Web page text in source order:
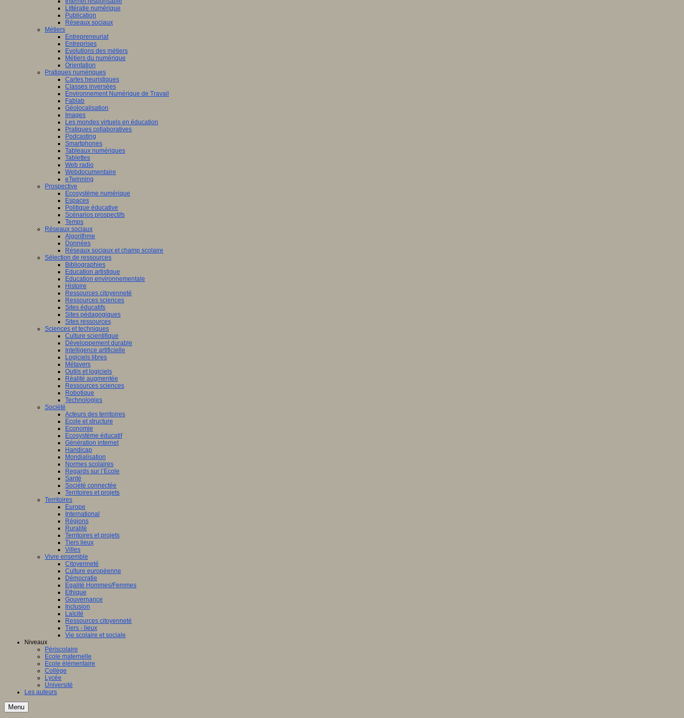
Littératie numérique
Publication
Réseaux sociaux
Métiers
Entrepreneuriat
Entreprises
Evolutions des métiers
Métiers du numérique
Orientation
Pratiques numériques
Cartes heuristiques
Classes inversées
Environnement Numérique de Travail
Fablab
Géolocalisation
Images
Les mondes virtuels en éducation
Pratiques collaboratives
Podcasting
Smartphones
Tableaux numériques
Tablettes
Web radio
Webdocumentaire
eTwinning
Prospective
Ecosystème numérique
Espaces
Politique éducative
Scénarios prospectifs
Temps
Réseaux sociaux
Algorithme
Données
Réseaux sociaux et champ scolaire
Sélection de ressources
Bibliographies
Education artistique
Education environnementale
Histoire
Ressources citoyenneté
Ressources sciences
Sites éducatifs
Sites pédagogiques
Sites ressources
Sciences et techniques
Culture scientifique
Développement durable
Intelligence artificielle
Logiciels libres
Métavers
Outils et logiciels
Réalité augmentée
Ressources sciences
Robotique
Technologies
Société
Acteurs des territoires
Ecole et structure
Economie
Ecosystème éducatif
Génération internet
Handicap
Mondialisation
Normes scolaires
Regards sur l’Ecole
Santé
Société connectée
Territoires et projets
Territoires
Europe
International
Régions
Ruralité
Territoires et projets
Tiers lieux
Villes
Vivre ensemble
Citoyenneté
Culture européenne
Démocratie
Egalité Hommes/Femmes
Ethique
Gouvernance
Inclusion
Laïcité
Ressources citoyenneté
Tiers - lieux
Vie scolaire et sociale
Niveaux
Périscolaire
Ecole maternelle
Ecole élémentaire
Collège
Lycée
Université
Les auteurs
Menu